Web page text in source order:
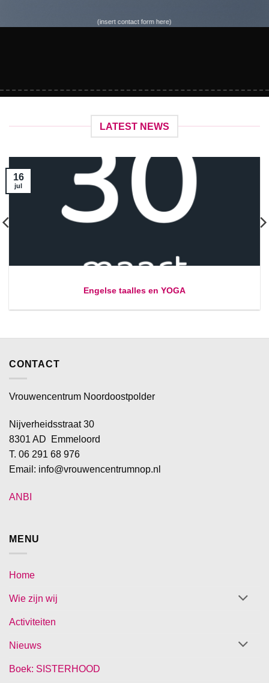
(insert contact form here)
LATEST NEWS
Engelse taalles en YOGA
16
jul
CONTACT
Vrouwencentrum Noordoostpolder
Nijverheidsstraat 30
8301 AD Emmeloord
T. 06 291 68 976
Email: info@vrouwencentrumnop.nl
ANBI
MENU
Home
Wie zijn wij
Activiteiten
Nieuws
Boek: SISTERHOOD